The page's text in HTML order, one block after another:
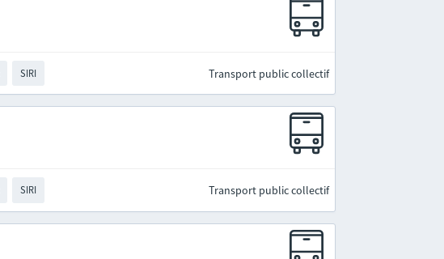
SIRI Transport public collectif
SIRI Transport public collectif